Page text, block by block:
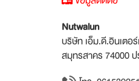
Nutwalun
บริษัท เอ็ม.ดี.อินเตอ
สมุทรสาคร 74000 ป